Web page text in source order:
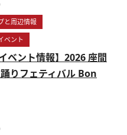
と周辺情報
ベント
ベント情報】2026 座間
りフェティバル Bon